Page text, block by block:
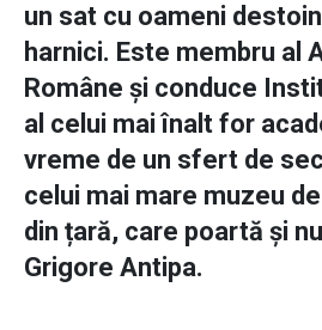
un sat cu oameni
harnici. Este membru al
Române și conduce
al celui mai înalt for
vreme de un sfert de
celui mai mare muzeu
din țară, care poartă și
Grigore Antipa.